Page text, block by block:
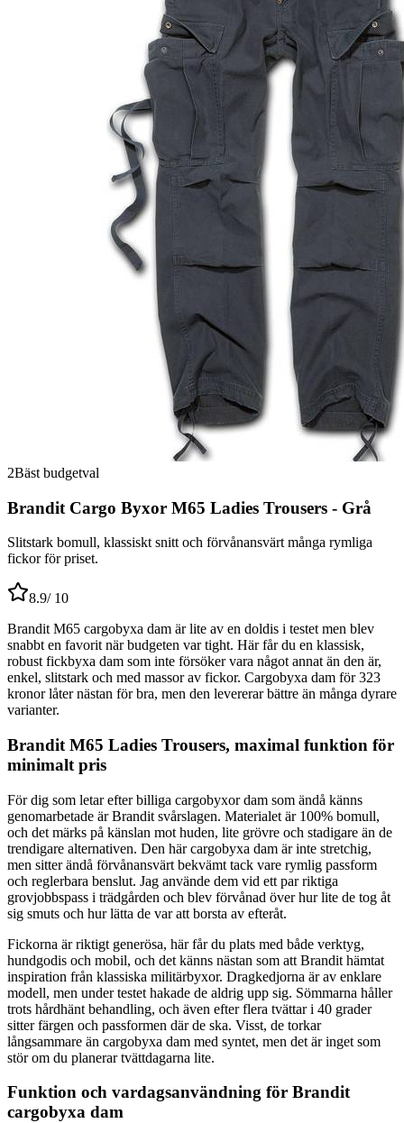
2Bäst budgetval
Brandit Cargo Byxor M65 Ladies Trousers - Grå
Slitstark bomull, klassiskt snitt och förvånansvärt många rymliga
fickor för priset.
8.9/ 10
Brandit M65 cargobyxa dam är lite av en doldis i testet men blev
snabbt en favorit när budgeten var tight. Här får du en klassisk,
robust fickbyxa dam som inte försöker vara något annat än den är,
enkel, slitstark och med massor av fickor. Cargobyxa dam för 323
kronor låter nästan för bra, men den levererar bättre än många dyrare
varianter.
Brandit M65 Ladies Trousers, maximal funktion för
minimalt pris
För dig som letar efter billiga cargobyxor dam som ändå känns
genomarbetade är Brandit svårslagen. Materialet är 100% bomull,
och det märks på känslan mot huden, lite grövre och stadigare än de
trendigare alternativen. Den här cargobyxa dam är inte stretchig,
men sitter ändå förvånansvärt bekvämt tack vare rymlig passform
och reglerbara benslut. Jag använde dem vid ett par riktiga
grovjobbspass i trädgården och blev förvånad över hur lite de tog åt
sig smuts och hur lätta de var att borsta av efteråt.
Fickorna är riktigt generösa, här får du plats med både verktyg,
hundgodis och mobil, och det känns nästan som att Brandit hämtat
inspiration från klassiska militärbyxor. Dragkedjorna är av enklare
modell, men under testet hakade de aldrig upp sig. Sömmarna håller
trots hårdhänt behandling, och även efter flera tvättar i 40 grader
sitter färgen och passformen där de ska. Visst, de torkar
långsammare än cargobyxa dam med syntet, men det är inget som
stör om du planerar tvättdagarna lite.
Funktion och vardagsanvändning för Brandit
cargobyxa dam